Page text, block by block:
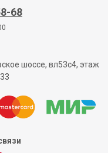
68
шоссе, вл53с4, этаж